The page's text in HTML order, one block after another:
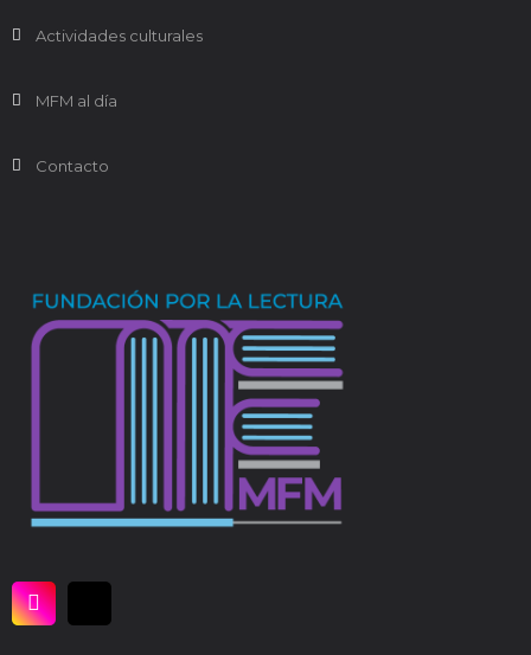
Actividades culturales
MFM al día
Contacto